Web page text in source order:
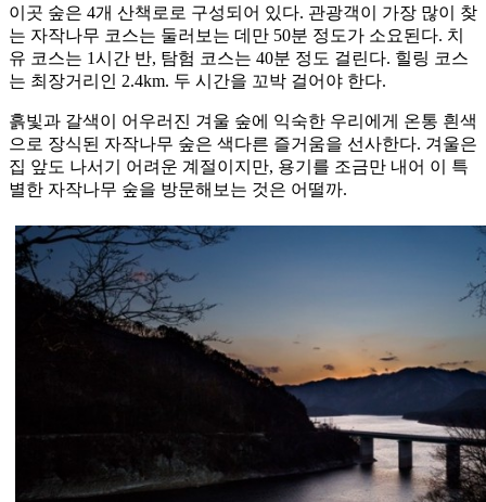
이곳 숲은 4개 산책로로 구성되어 있다. 관광객이 가장 많이 찾
는 자작나무 코스는 둘러보는 데만 50분 정도가 소요된다. 치
유 코스는 1시간 반, 탐험 코스는 40분 정도 걸린다. 힐링 코스
는 최장거리인 2.4km. 두 시간을 꼬박 걸어야 한다.
흙빛과 갈색이 어우러진 겨울 숲에 익숙한 우리에게 온통 흰색
으로 장식된 자작나무 숲은 색다른 즐거움을 선사한다. 겨울은
집 앞도 나서기 어려운 계절이지만, 용기를 조금만 내어 이 특
별한 자작나무 숲을 방문해보는 것은 어떨까.